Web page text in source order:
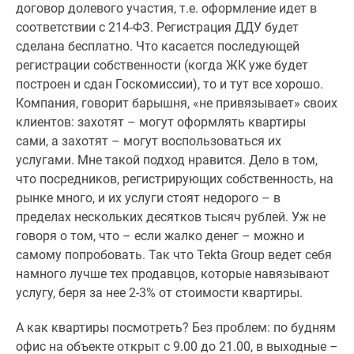
договор долевого участия, т.е. оформление идет в
соответствии с 214-ФЗ. Регистрация ДДУ будет
сделана бесплатно. Что касается последующей
регистрации собственности (когда ЖК уже будет
построен и сдан Госкомиссии), то и тут все хорошо.
Компания, говорит барышня, «не привязывает» своих
клиентов: захотят – могут оформлять квартиры
сами, а захотят – могут воспользоваться их
услугами. Мне такой подход нравится. Дело в том,
что посредников, регистрирующих собственность, на
рынке много, и их услуги стоят недорого – в
пределах нескольких десятков тысяч рублей. Уж не
говоря о том, что – если жалко денег – можно и
самому попробовать. Так что Tekta Group ведет себя
намного лучше тех продавцов, которые навязывают
услугу, беря за нее 2-3% от стоимости квартиры.
А как квартиры посмотреть? Без проблем: по будням
офис на объекте открыт с 9.00 до 21.00, в выходные –